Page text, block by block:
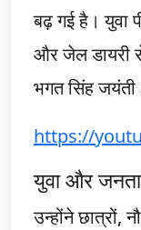
बढ़ गई है। युवा
और जेल डायरी
भगत सिंह
https://
युवा और
उन्होंने छात्रों,